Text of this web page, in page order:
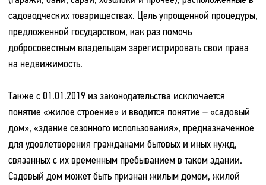
садоводческих товариществах. Цель упрощенной процедуры,
предложенной государством, как раз помочь
добросовестным владельцам зарегистрировать свои права
на недвижимость.
Также с 01.01.2019 из законодательства исключается
понятие «жилое строение» и вводится понятие – «садовый
дом», «здание сезонного использования», предназначенное
для удовлетворения гражданами бытовых и иных нужд,
связанных с их временным пребыванием в таком здании.
Садовый дом может быть признан жилым домом, жилой